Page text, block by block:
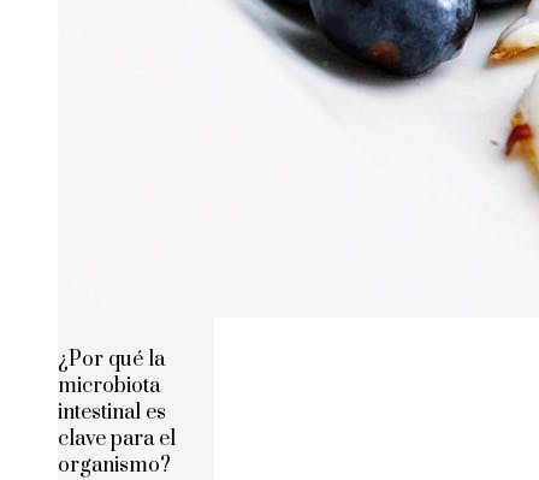
¿Por qué la
microbiota
intestinal es
clave para el
organismo?